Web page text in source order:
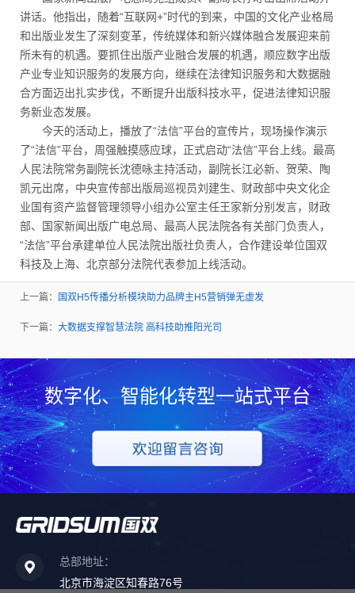
讲话。他指出，随着“互联网+”时代的到来，中国的文化产业格局
和出版业发生了深刻变革，传统媒体和新兴媒体融合发展迎来前
所未有的机遇。要抓住出版产业融合发展的机遇，顺应数字出版
产业专业知识服务的发展方向，继续在法律知识服务和大数据融
合方面迈出扎实步伐，不断提升出版科技水平，促进法律知识服
务新业态发展。
今天的活动上，播放了“法信”平台的宣传片，现场操作演示
了“法信”平台，周强触摸感应球，正式启动“法信”平台上线。最高
人民法院常务副院长沈德咏主持活动，副院长江必新、贺荣、陶
凯元出席，中央宣传部出版局巡视员刘建生、财政部中央文化企
业国有资产监督管理领导小组办公室主任王家新分别发言，财政
部、国家新闻出版广电总局、最高人民法院各有关部门负责人，
“法信”平台承建单位人民法院出版社负责人，合作建设单位国双
科技及上海、北京部分法院代表参加上线活动。
上一篇： 国双H5传播分析模块助力品牌主H5营销弹无虚发
下一篇： 大数据支撑智慧法院 高科技助推阳光司
数字化、智能化转型一站式平台
总部地址：
北京市海淀区知春路76号